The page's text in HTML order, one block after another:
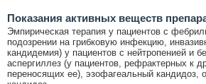
Показания активных веществ
Эмпирическая терапия у пациентов с
подозрении на грибковую инфекцию,
кандидемия) у пациентов с нейтропенией и
аспергиллез (у пациентов, рефрактерных к
переносящих ее), эзофагеальный кандидоз,